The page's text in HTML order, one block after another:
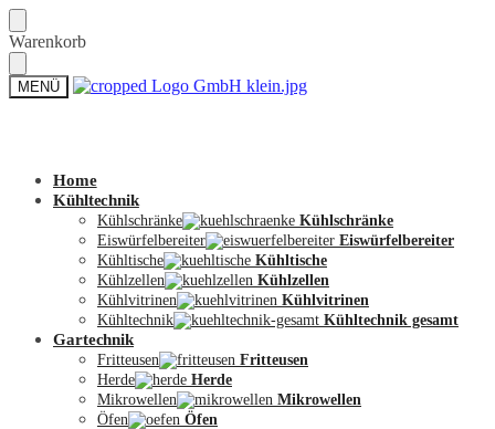
Skip
to
navigation
Skip
to
content
Warenkorb
MENÜ
Zum Shop
Home
Kühltechnik
Kühlschränke
Kühlschränke
Eiswürfelbereiter
Eiswürfelbereiter
Kühltische
Kühltische
Kühlzellen
Kühlzellen
Kühlvitrinen
Kühlvitrinen
Kühltechnik
Kühltechnik gesamt
Gartechnik
Fritteusen
Fritteusen
Herde
Herde
Mikrowellen
Mikrowellen
Öfen
Öfen